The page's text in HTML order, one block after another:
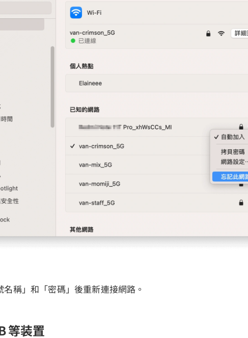
稱」和「密碼」後重新連接網路。
等装置